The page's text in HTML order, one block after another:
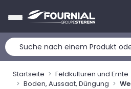
Startseite
Feldkulturen und Ernte
Boden, Aussaat, Düngung